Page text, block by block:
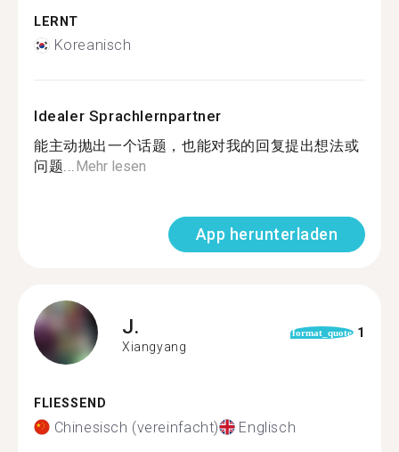
LERNT
Koreanisch
Idealer Sprachlernpartner
能主动抛出一个话题，也能对我的回复提出想法或
问题...Mehr lesen
App herunterladen
J.
Xiangyang
format_quote 1
FLIESSEND
Chinesisch (vereinfacht) Englisch